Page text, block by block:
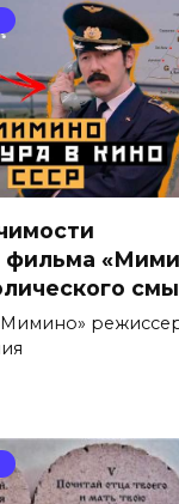
фильма